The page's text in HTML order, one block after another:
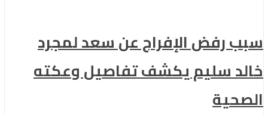
سبب رفض الإفراج عن سعد لمجرد
خالد سليم يكشف تفاصيل وعكته
الصحية